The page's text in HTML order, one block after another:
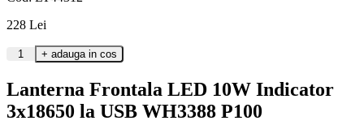
228 Lei
Lanterna Frontala LED 10W Indicator
3x18650 la USB WH3388 P100